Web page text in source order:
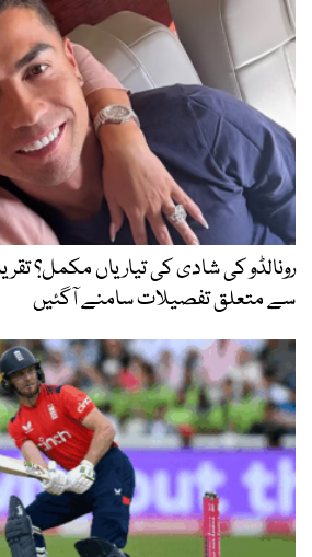
رونالڈو کی شادی کی تیاریاں مکمل؟
سے متعلق تفصیلات سامنے آگئیں